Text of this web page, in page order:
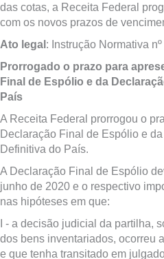
das cotas, a Receita Federal
com os novos prazos de
Ato legal : Instrução Normativa
Prorrogado o prazo para
Final de Espólio e da
País
A Receita Federal prorrogou o
Declaração Final de Espólio e
Definitiva do País.
A Declaração Final de Espólio
junho de 2020 e o respectivo
nas hipóteses em que:
I - a decisão judicial da partilha,
dos bens inventariados, ocorreu
e que tenha transitado em